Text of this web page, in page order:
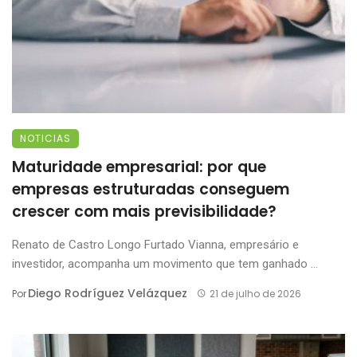
NOTICIAS
Maturidade empresarial: por que
empresas estruturadas conseguem
crescer com mais previsibilidade?
Renato de Castro Longo Furtado Vianna, empresário e
investidor, acompanha um movimento que tem ganhado ...
PorDiego Rodríguez Velázquez 21 de julho de 2026